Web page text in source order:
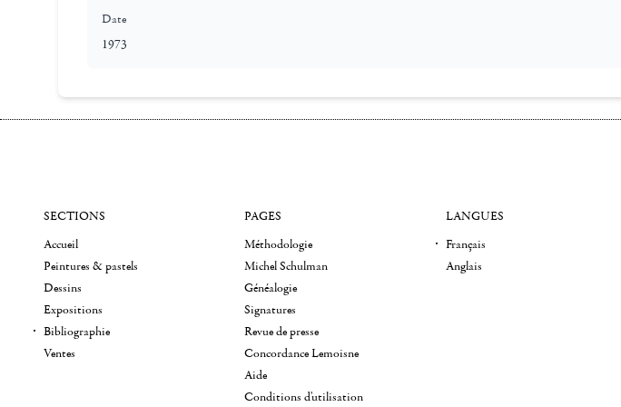
Date
1973
SECTIONS
Accueil
Peintures & pastels
Dessins
Expositions
Bibliographie
Ventes
PAGES
Méthodologie
Michel Schulman
Généalogie
Signatures
Revue de presse
Concordance Lemoisne
Aide
Conditions d'utilisation
LANGUES
Français
Anglais